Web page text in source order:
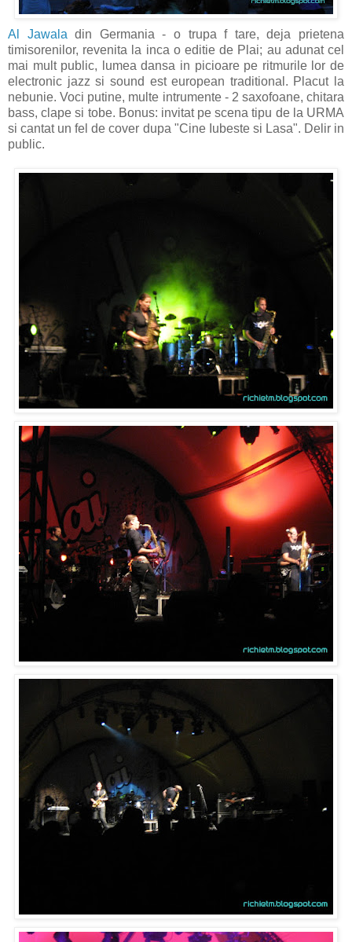
Al Jawala din Germania - o trupa f tare, deja prietena
timisorenilor, revenita la inca o editie de Plai; au adunat cel
mai mult public, lumea dansa in picioare pe ritmurile lor de
electronic jazz si sound est european traditional. Placut la
nebunie. Voci putine, multe intrumente - 2 saxofoane, chitara
bass, clape si tobe. Bonus: invitat pe scena tipu de la URMA
si cantat un fel de cover dupa "Cine Iubeste si Lasa". Delir in
public.